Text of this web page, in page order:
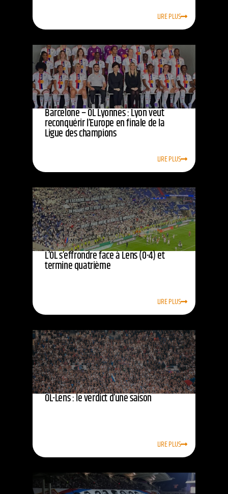
LIRE PLUS
Barcelone – OL Lyonnes : Lyon veut
reconquérir l’Europe en finale de la
Ligue des champions
LIRE PLUS
L’OL s’effrondre face à Lens (0-4) et
termine quatrième
LIRE PLUS
OL-Lens : le verdict d’une saison
LIRE PLUS